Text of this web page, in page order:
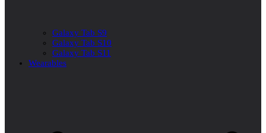
Galaxy Tab S9
Galaxy Tab S10
Galaxy Tab S11
Wearables